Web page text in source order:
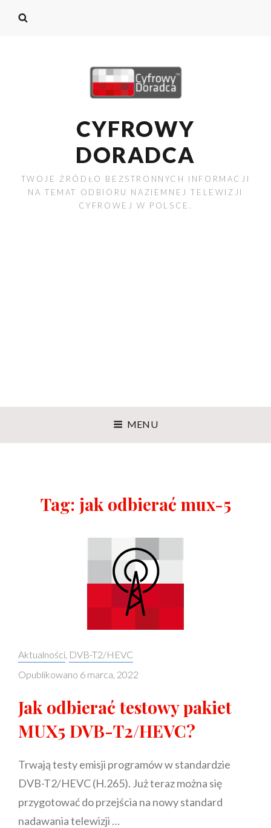
CYFROWY
DORADCA
TWOJE ŹRÓDŁO BEZSTRONNYCH INFORMACJI
NA TEMAT ODBIORU NAZIEMNEJ TELEWIZJI
CYFROWEJ W POLSCE.
MENU
Tag: jak odbierać mux-5
Categories:
Aktualności DVB-T2/HEVC
Opublikowano 6 marca, 2022
Jak odbierać testowy pakiet
MUX5 DVB-T2/HEVC?
Trwają testy emisji programów w standardzie
DVB-T2/HEVC (H.265). Już teraz można się
przygotować do przejścia na nowy standard
nadawania telewizji …